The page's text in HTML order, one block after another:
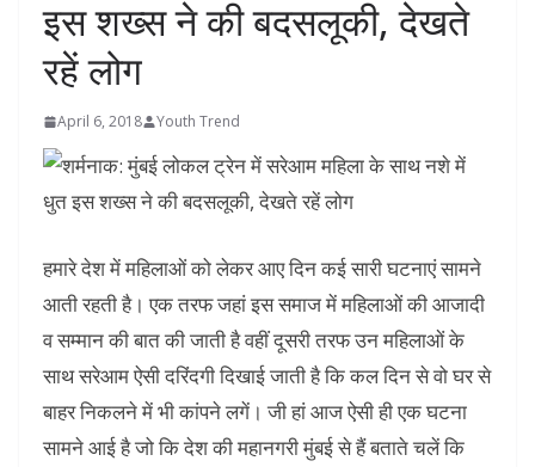
इस शख्स ने की बदसलूकी, देखते
रहें लोग
April 6, 2018 Youth Trend
हमारे देश में महिलाओं को लेकर आए दिन कई सारी घटनाएं सामने
आती रहती है। एक तरफ जहां इस समाज में महिलाओं की आजादी
व सम्‍मान की बात की जाती है वहीं दूसरी तरफ उन महिलाओं के
साथ सरेआम ऐसी दरिंदगी दिखाई जाती है कि कल दिन से वो घर से
बाहर निकलने में भी कांपने लगें। जी हां आज ऐसी ही एक घटना
सामने आई है जो कि देश की महानगरी मुंबई से हैं बताते चलें कि